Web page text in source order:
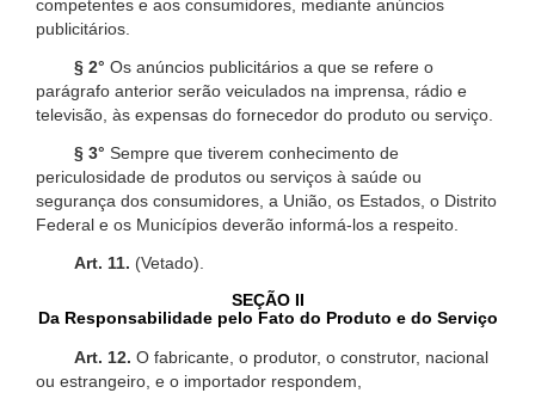
competentes e aos consumidores, mediante anúncios
publicitários.
§ 2° Os anúncios publicitários a que se refere o
parágrafo anterior serão veiculados na imprensa, rádio e
televisão, às expensas do fornecedor do produto ou serviço.
§ 3° Sempre que tiverem conhecimento de
periculosidade de produtos ou serviços à saúde ou
segurança dos consumidores, a União, os Estados, o Distrito
Federal e os Municípios deverão informá-los a respeito.
Art. 11. (Vetado).
SEÇÃO II
Da Responsabilidade pelo Fato do Produto e do Serviço
Art. 12. O fabricante, o produtor, o construtor, nacional
ou estrangeiro, e o importador respondem,